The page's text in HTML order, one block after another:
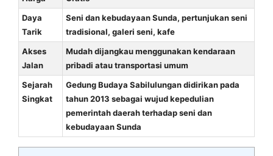
Daya
Tarik
Seni dan kebudayaan Sunda, pertunjukan seni
tradisional, galeri seni, kafe
Akses
Jalan
Mudah dijangkau menggunakan kendaraan
pribadi atau transportasi umum
Sejarah
Singkat
Gedung Budaya Sabilulungan didirikan pada
tahun 2013 sebagai wujud kepedulian
pemerintah daerah terhadap seni dan
kebudayaan Sunda